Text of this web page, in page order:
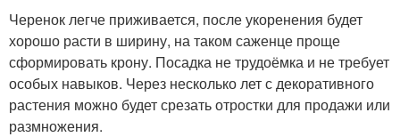
Черенок легче приживается, после укоренения будет
хорошо расти в ширину, на таком саженце проще
сформировать крону. Посадка не трудоёмка и не требует
особых навыков. Через несколько лет с декоративного
растения можно будет срезать отростки для продажи или
размножения.